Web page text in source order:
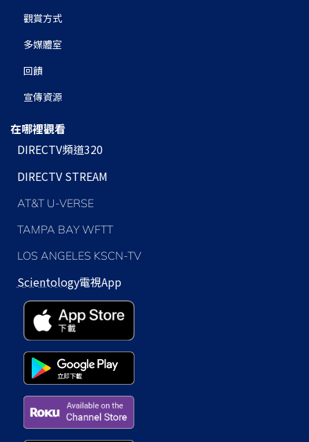
觀賞方式
多媒體室
回饋
宣傳資源
在哪裡觀看
DIRECTV頻道320
DIRECTV STREAM
AT&T U-VERSE
TAMPA BAY WFTT
LOS ANGELES KSCN-TV
Scientology電視App